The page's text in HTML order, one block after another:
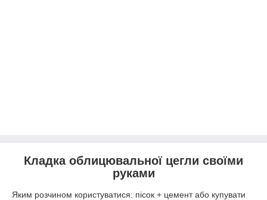
Кладка облицювальної цегли своїми
руками
Яким розчином користуватися: пісок + цемент або купувати